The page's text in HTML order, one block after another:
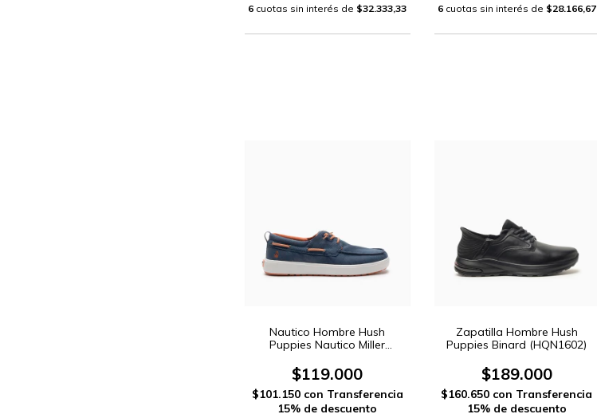
6 cuotas sin interés de $32.333,33 6 cuotas sin interés de $28.166,67
Nautico Hombre Hush
Puppies Nautico Miller
$119.000
$101.150 con Transferencia
15% de descuento
Zapatilla Hombre Hush
Puppies Binard (HQN1602)
$189.000
$160.650 con Transferencia
15% de descuento